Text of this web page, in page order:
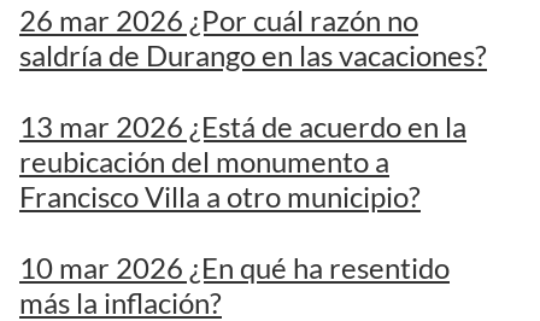
26 mar 2026 ¿Por cuál razón no
saldría de Durango en las vacaciones?
13 mar 2026 ¿Está de acuerdo en la
reubicación del monumento a
Francisco Villa a otro municipio?
10 mar 2026 ¿En qué ha resentido
más la inflación?